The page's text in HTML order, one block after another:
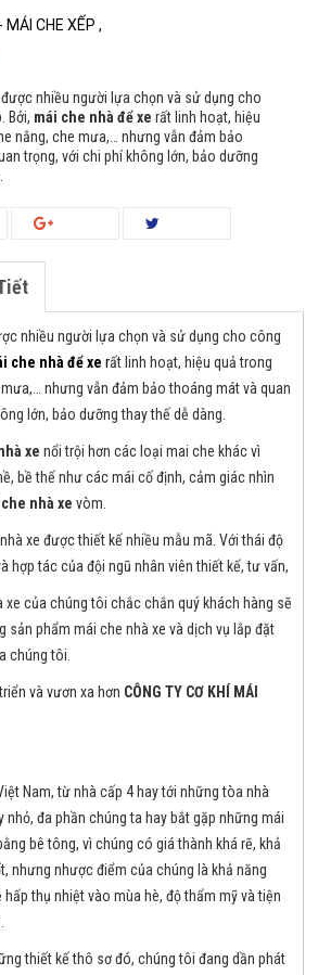
MÁI CHE XẾP ,
được nhiều người lựa chọn và sử dụng cho
Bởi, mái che nhà để xe rất linh hoạt, hiệu
nắng, che mưa,… nhưng vẫn đảm bảo
trọng, với chi phí không lớn, bảo dưỡng
nhiều người lựa chọn và sử dụng cho công
che nhà để xe rất linh hoạt, hiệu quả trong
nhưng vẫn đảm bảo thoáng mát và quan
lớn, bảo dưỡng thay thế dễ dàng.
xe nổi trội hơn các loại mai che khác vì
bề thế như các mái cố định, cảm giác nhìn
nhà xe vòm.
xe được thiết kế nhiều mẫu mã. Với thái độ
hợp tác của đội ngũ nhân viên thiết kế, tư vấn,
xe của chúng tôi chắc chắn quý khách hàng sẽ
sản phẩm mái che nhà xe và dịch vụ lắp đặt
chúng tôi.
và vươn xa hơn CÔNG TY CƠ KHÍ MÁI
Nam, từ nhà cấp 4 hay tới những tòa nhà
nhỏ, đa phần chúng ta hay bắt gặp những mái
bê tông, vì chúng có giá thành khá rẽ, khả
nhưng nhược điểm của chúng là khả năng
thụ nhiệt vào mùa hè, độ thẩm mỹ và tiện
thiết kế thô sơ đó, chúng tôi đang dần phát